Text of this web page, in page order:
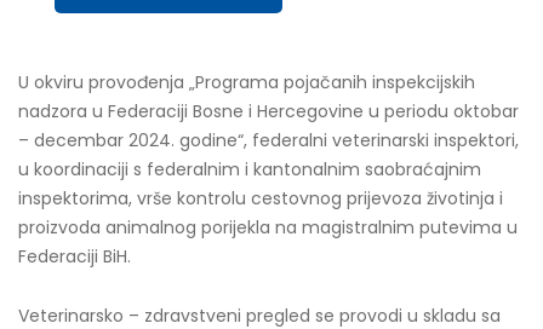
U okviru provođenja „Programa pojačanih inspekcijskih
nadzora u Federaciji Bosne i Hercegovine u periodu oktobar
– decembar 2024. godine“, federalni veterinarski inspektori,
u koordinaciji s federalnim i kantonalnim saobraćajnim
inspektorima, vrše kontrolu cestovnog prijevoza životinja i
proizvoda animalnog porijekla na magistralnim putevima u
Federaciji BiH.
Veterinarsko – zdravstveni pregled se provodi u skladu sa